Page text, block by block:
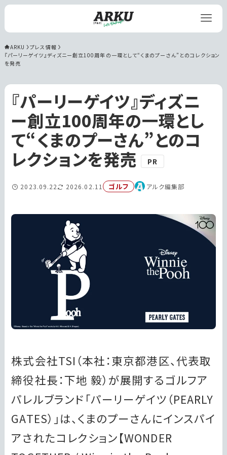
ARKU
プレス情報
『パーリーゲイツ』ディズニー創立100周年の一環として“くまのプーさん”とのコレクション
を発売
『パーリーゲイツ』ディズニ
ー創立100周年の一環とし
て“くまのプーさん”とのコ
レクションを発売
PR
ゴルフ
2023.09.22 2026.02.11 アルク編集部
株式会社TSI（本社：東京都港区、代表取
締役社長：下地 毅）が展開するゴルフア
パレルブランド「パーリーゲイツ（PEARLY
GATES）」は、くまのプーさんにインスパイ
アされたコレクション【WONDER